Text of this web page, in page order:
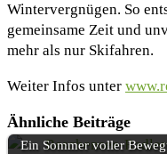
Wintervergnügen. So
gemeinsame Zeit und
mehr als nur Skifahren.
Weiter Infos unter
Ähnliche Beiträge
Ein Sommer voller